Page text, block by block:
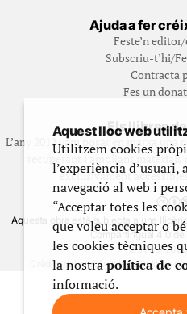
Ajuda a fer
Feste’n
Subscriu-t’hi/
Contracta
Fes un
Els llibres
L’any 2012 vam posar en marxa una
recuperant i ampliant
exclusivament
Aquesta obra està subjecta a una
CompartirIgual 4.0
© 1999-
Crèdits del webAvís legalPolítica
Aquest lloc web
Utilitzem cookies
l’experiència
navegació al web i
“Acceptar totes les
que voleu acceptar o
les cookies tècniques
la nostrapolítica de
informació.